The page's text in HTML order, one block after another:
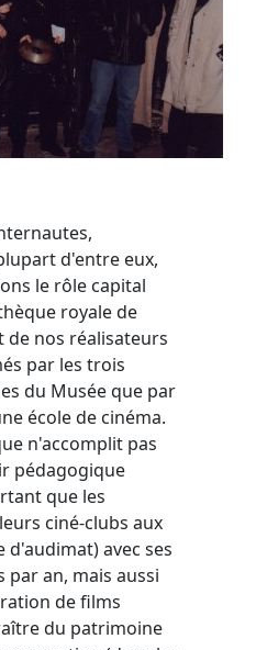
d'entre eux,
le rôle capital
royale de
de nos réalisateurs
par les trois
du Musée que par
école de cinéma.
n'accomplit pas
pédagogique
que les
ciné-clubs aux
avec ses
par an, mais aussi
de films
du patrimoine